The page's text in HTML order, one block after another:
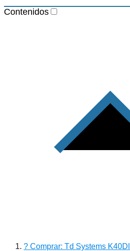
Contenidos
? Comprar: Td Systems